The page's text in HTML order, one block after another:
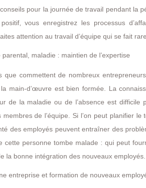
pour la journée de travail pendant la
vous enregistrez les processus
attention au travail d’équipe qui se fait
maladie : maintien de l’expertise
que commettent de nombreux
main-d’œuvre est bien formée. La
de la maladie ou de l’absence est
membres de l’équipe. Si l’on peut planifier
des employés peuvent entraîner des
cette personne tombe malade : qui peut
la bonne intégration des nouveaux
entreprise et formation de nouveaux